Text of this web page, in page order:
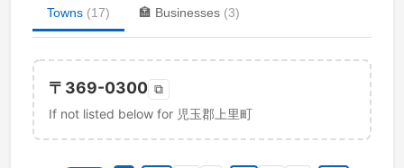
Towns (17) 🏣 Businesses (3)
〒 369-0300 ⧉
If not listed below for 児玉郡上里町